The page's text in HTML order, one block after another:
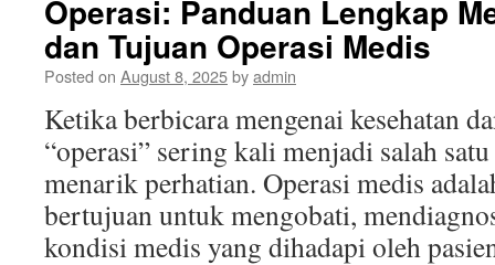
Operasi: Panduan Lengkap
dan Tujuan Operasi Medis
Posted on August 8, 2025byadmin
Ketika berbicara mengenai kesehatan
“operasi” sering kali menjadi salah
menarik perhatian. Operasi medis
bertujuan untuk mengobati,
kondisi medis yang dihadapi oleh